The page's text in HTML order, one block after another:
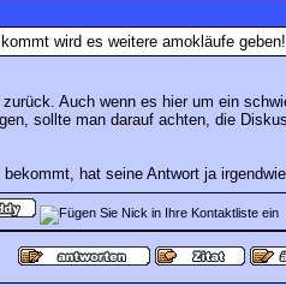
wird es weitere amokläufe
Auch wenn es hier um ein
sollte man darauf achten, die
hat seine Antwort ja